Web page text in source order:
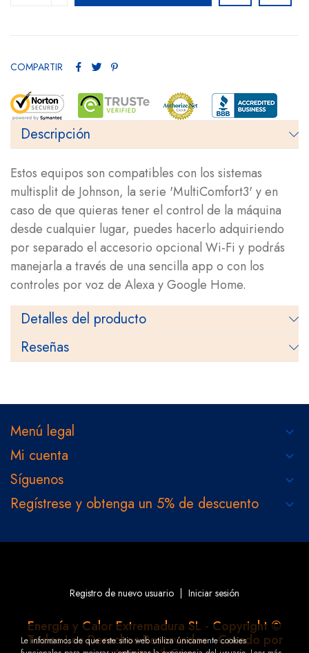
COMPARTIR
Descripción
Estos equipos son compatibles con los sistemas
multisplit de Johnson, la serie 'MultiComfort3' y en
caso de que quieras tener el control de la máquina
desde cualquier lugar, puedes hacerlo adquiriendo
por separado el accesorio opcional Wi-Fi y podrás
manejarla a través de una sencilla app o con los
controles por voz de Alexa y Google Home.
Detalles del producto
Reseñas
Menú legal keyboard_arrow_down
Mi cuenta keyboard_arrow_down
Síguenos keyboard_arrow_down
Regístrese y obtenga un 5% de descuento keyboard_arrow_down
Registro de nuevo usuario
Iniciar sesión
Energía y Calor Extremadura SL - Copyright ©
Todos Los Derechos Reservados • Creado por
Le informamos de que este sitio web utiliza únicamente cookies